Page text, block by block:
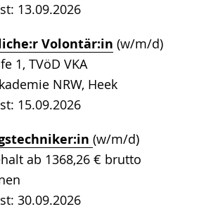
13.09.2026
Volontär:in (w/m/d)
1, TVöD VKA
NRW, Heek
15.09.2026
(w/m/d)
ab 1368,26 € brutto
30.09.2026